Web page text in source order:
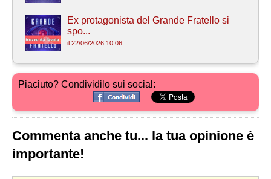
Ex protagonista del Grande Fratello si
spo...
il 22/06/2026 10:06
Piaciuto? Condividilo sui social:
Commenta anche tu... la tua opinione è
importante!